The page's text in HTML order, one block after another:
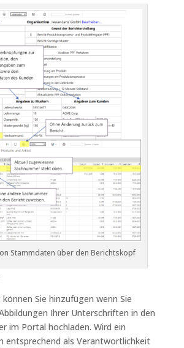
Stammdaten über den Berichtskopf
Sie hinzufügen wenn Sie
Ihrer Unterschriften in den
im Portal hochladen. Wird ein
entsprechend als Verantwortlichkeit